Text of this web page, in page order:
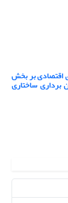
اقتصادی بر بخش
برداری ساختاری